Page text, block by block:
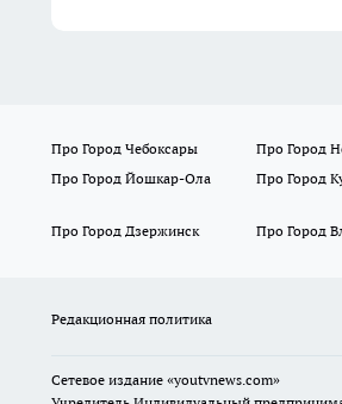
Про Город Чебоксары Про Город
Про Город Йошкар-Ола
Про Город
Про Город Дзержинск
Про Город
Редакционная политика
Сетевое издание «youtvnews.com»